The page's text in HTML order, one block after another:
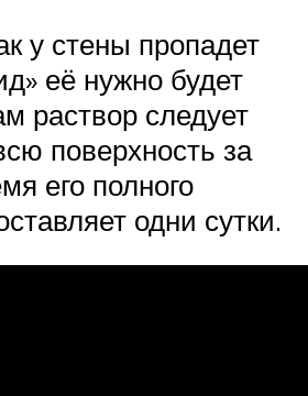
у стены пропадет
её нужно будет
раствор следует
поверхность за
его полного
одни сутки.